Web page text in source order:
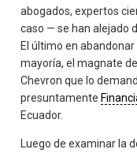
abogados, expertos
caso — se han alejado
El último en
mayoría, el magnate
Chevron que lo
presuntamente
Ecuador.
Luego de examinar la